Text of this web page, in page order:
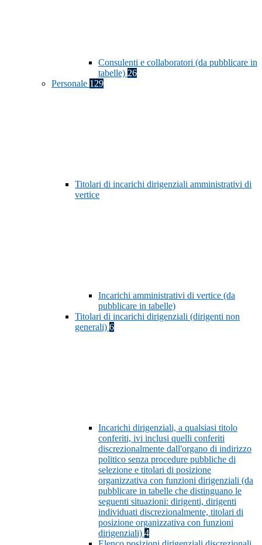
Consulenti e collaboratori (da pubblicare in
tabelle) 26
Personale 129
Titolari di incarichi dirigenziali amministrativi di
vertice
Incarichi amministrativi di vertice (da
pubblicare in tabelle)
Titolari di incarichi dirigenziali (dirigenti non
generali) 6
Incarichi dirigenziali, a qualsiasi titolo
conferiti, ivi inclusi quelli conferiti
discrezionalmente dall'organo di indirizzo
politico senza procedure pubbliche di
selezione e titolari di posizione
organizzativa con funzioni dirigenziali (da
pubblicare in tabelle che distinguano le
seguenti situazioni: dirigenti, dirigenti
individuati discrezionalmente, titolari di
posizione organizzativa con funzioni
dirigenziali) 4